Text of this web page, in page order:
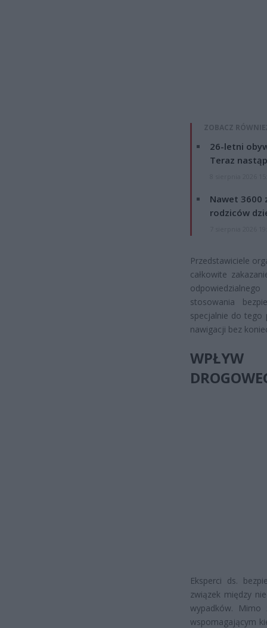
ZOBACZ
26-letni
Teraz
Nawet 3600
rodziców
Przedstawiciele
całkowite
stosowania
specjalnie do tego
nawigacji bez
WPŁYW
Eksperci ds.
związek między
wypadków. Mimo
wspomagającym